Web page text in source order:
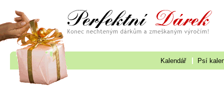
Kalendář Psí